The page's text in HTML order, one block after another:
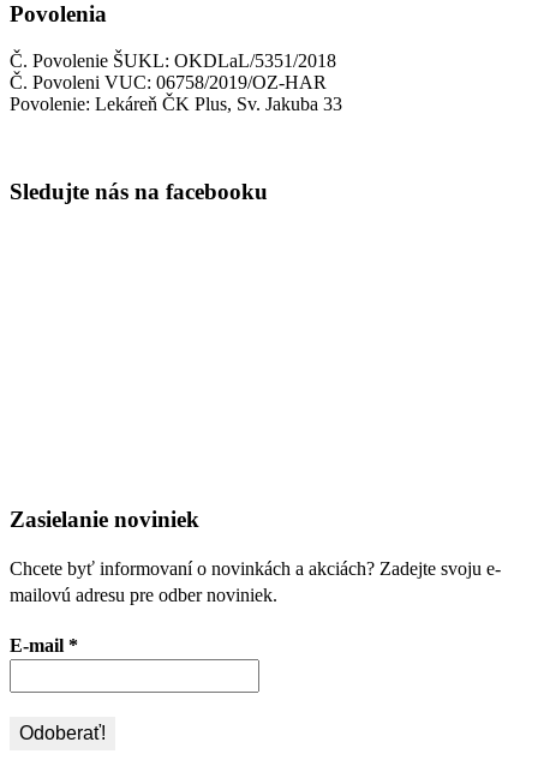
Povolenia
Č. Povolenie ŠUKL: OKDLaL/5351/2018
Č. Povoleni VUC: 06758/2019/OZ-HAR
Povolenie: Lekáreň ČK Plus, Sv. Jakuba 33
Sledujte nás na facebooku
Zasielanie noviniek
Chcete byť informovaní o novinkách a akciách? Zadejte svoju e-
mailovú adresu pre odber noviniek.
E-mail *